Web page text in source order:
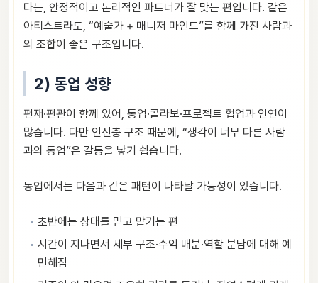
다는, 안정적이고 논리적인 파트너가 잘 맞는 편입니다. 같은
아티스트라도, “예술가 + 매니저 마인드”를 함께 가진 사람과
의 조합이 좋은 구조입니다.
2) 동업 성향
편재·편관이 함께 있어, 동업·콜라보·프로젝트 협업과 인연이
많습니다. 다만 인신충 구조 때문에, “생각이 너무 다른 사람
과의 동업”은 갈등을 낳기 쉽습니다.
동업에서는 다음과 같은 패턴이 나타날 가능성이 있습니다.
초반에는 상대를 믿고 맡기는 편
시간이 지나면서 세부 구조·수익 배분·역할 분담에 대해 예
민해짐